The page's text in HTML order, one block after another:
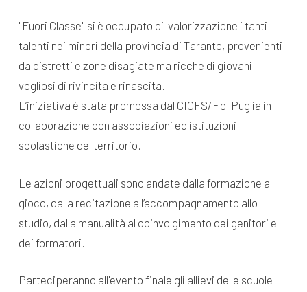
"Fuori Classe" si è occupato di valorizzazione i tanti
talenti nei minori della provincia di Taranto, provenienti
da distretti e zone disagiate ma ricche di giovani
vogliosi di rivincita e rinascita.
L’iniziativa è stata promossa dal CIOFS/Fp-Puglia in
collaborazione con associazioni ed istituzioni
scolastiche del territorio.
Le azioni progettuali sono andate dalla formazione al
gioco, dalla recitazione all’accompagnamento allo
studio, dalla manualità al coinvolgimento dei genitori e
dei formatori.
Parteciperanno all'evento finale gli allievi delle scuole